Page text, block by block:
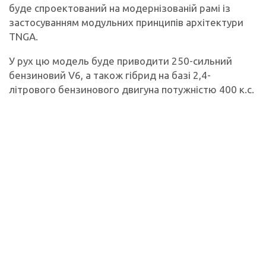
буде спроектований на модернізованій рамі із
застосуванням модульних принципів архітектури
TNGA.
У рух цю модель буде приводити 250-сильний
бензиновий V6, а також гібрид на базі 2,4-
літрового бензинового двигуна потужністю 400 к.с.